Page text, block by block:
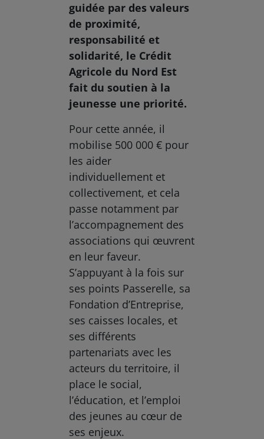
guidée par des valeurs
de proximité,
responsabilité et
solidarité, le Crédit
Agricole du Nord Est
fait du soutien à la
jeunesse une priorité.
Pour cette année, il
mobilise 500 000 € pour
les aider
individuellement et
collectivement, et cela
passe notamment par
l’accompagnement des
associations qui œuvrent
en leur faveur.
S’appuyant à la fois sur
ses points Passerelle, sa
Fondation d’Entreprise,
ses caisses locales, et
ses différents
partenariats avec les
acteurs du territoire, il
place le social,
l’éducation, et l’emploi
des jeunes au cœur de
ses enjeux.